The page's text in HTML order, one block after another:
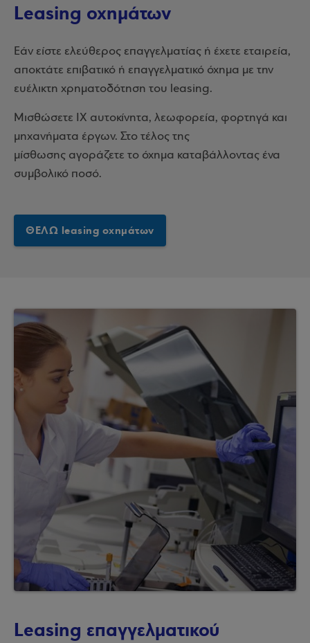
Leasing οχημάτων
Εάν είστε ελεύθερος επαγγελματίας ή έχετε εταιρεία,
αποκτάτε επιβατικό ή επαγγελματικό όχημα με την
ευέλικτη χρηματοδότηση του leasing.
Μισθώσετε ΙΧ αυτοκίνητα, λεωφορεία, φορτηγά και
μηχανήματα έργων. Στο τέλος της
μίσθωσης αγοράζετε το όχημα καταβάλλοντας ένα
συμβολικό ποσό.
ΘΕΛΩ leasing οχημάτων
Leasing επαγγελματικού